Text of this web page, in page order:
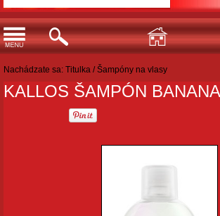
Nachádzate sa: Titulka /Šampóny na vlasy
KALLOS ŠAMPÓN